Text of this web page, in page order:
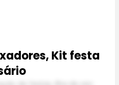
Kit festa